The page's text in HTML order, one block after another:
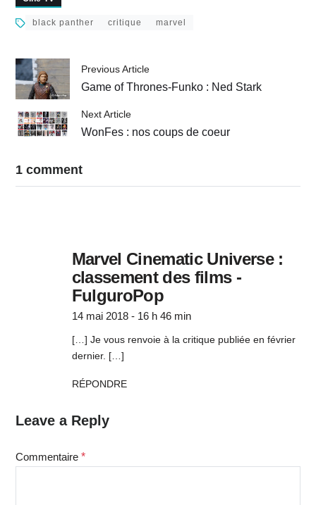
black panther critique marvel
Previous Article
Game of Thrones-Funko : Ned Stark
Next Article
WonFes : nos coups de coeur
1 comment
Marvel Cinematic Universe :
classement des films -
FulguroPop
14 mai 2018 - 16 h 46 min
[…] Je vous renvoie à la critique publiée en février
dernier. […]
RÉPONDRE
Leave a Reply
Commentaire *